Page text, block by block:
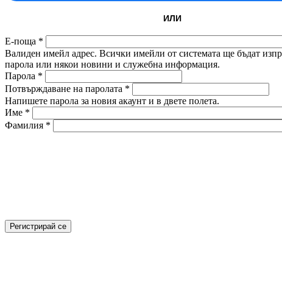
ИЛИ
Е-поща *
Валиден имейл адрес. Всички имейли от системата ще бъдат
парола или някои новини и служебна информация.
Парола *
Потвърждаване на паролата *
Напишете парола за новия акаунт и в двете полета.
Име *
Фамилия *